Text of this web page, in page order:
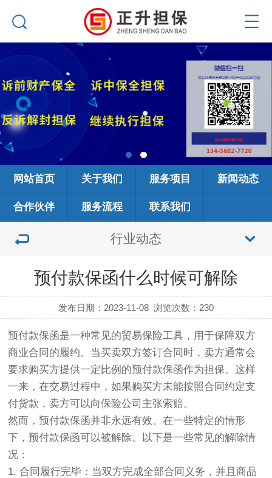
网站首页 关于我们 服务项目 新闻动态
合作伙伴 服务流程 联系我们
行业动态
预付款保函什么时候可解除
发布日期：2023-11-08 浏览次数： 230
预付款保函是一种常见的贸易保险工具，用于保障双方
商业合同的履约。当买卖双方签订合同时，卖方通常会
要求购买方提供一定比例的预付款保函作为担保。这样
一来，在交易过程中，如果购买方未能按照合同约定支
付货款，卖方可以向保险公司主张索赔。
然而，预付款保函并非永远有效。在一些特定的情形
下，预付款保函可以被解除。以下是一些常见的解除情
况：
1. 合同履行完毕： 当双方完成全部合同义务，并且商品